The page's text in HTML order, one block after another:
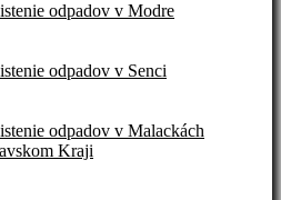
odpadov v Modre
odpadov v Senci
odpadov v Malackách
Kraji